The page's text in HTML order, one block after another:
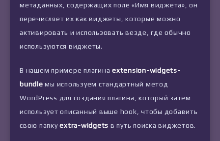
метаданных, содержащих поле «Имя виджета», он
перечисляет их как виджеты, которые можно
активировать и использовать везде, где обычно
используются виджеты.
В нашем примере плагина extension-widgets-
bundle мы используем стандартный метод
WordPress для создания плагина, который затем
использует описанный выше hook, чтобы добавить
свою папкуextra-widgets в путь поиска виджетов.